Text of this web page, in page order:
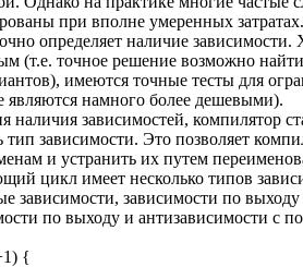
при вполне умеренных затратах.
определяет наличие зависимости.
(т.е. точное решение возможно
имеются точные тесты для
являются намного более дешевыми).
наличия зависимостей, компилятор
зависимости. Это позволяет
и устранить их путем
цикл имеет несколько типов
зависимости, зависимости по
по выходу и антизависимости с
{